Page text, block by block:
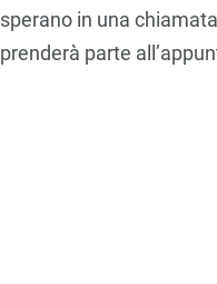
sperano in una chiamata
prenderà parte